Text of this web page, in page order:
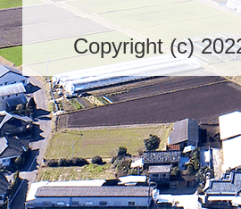
Copyright (c)